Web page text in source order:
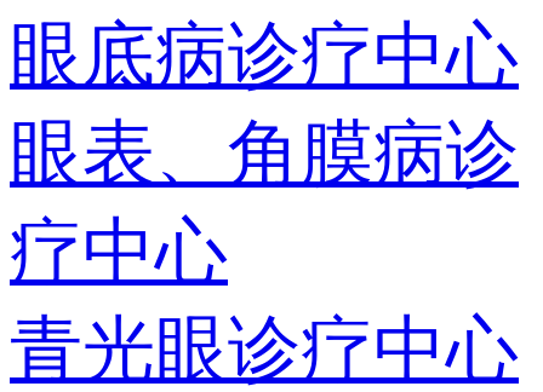
眼底病诊疗中心
眼表、角膜病诊
疗中心
青光眼诊疗中心